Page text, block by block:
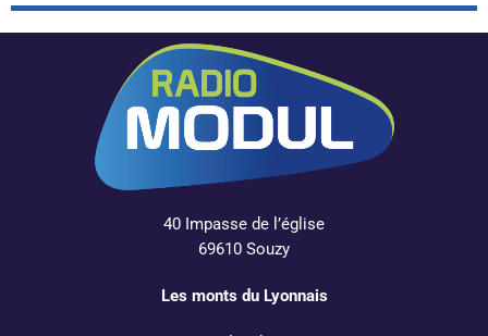
40 Impasse de l’église
69610 Souzy
Les monts du Lyonnais